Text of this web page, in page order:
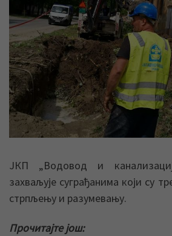
ЈКП „Водовод и
захваљује суграђанима који су
стрпљењу и разумевању.
Прочитајте још: